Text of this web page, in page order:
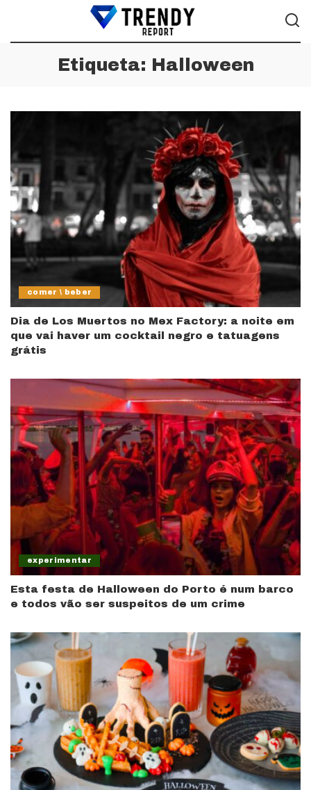
Etiqueta: Halloween
comer \ beber
Dia de Los Muertos no Mex Factory: a noite em
que vai haver um cocktail negro e tatuagens
grátis
experimentar
Esta festa de Halloween do Porto é num barco
e todos vão ser suspeitos de um crime